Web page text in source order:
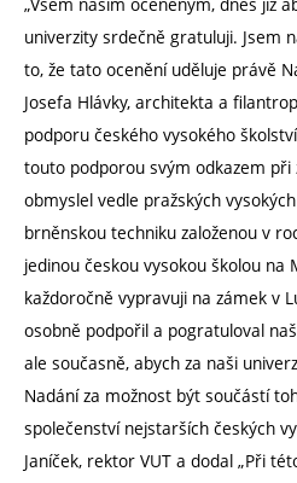
„Všem našim oceněným, dnes již
univerzity srdečně gratuluji. Jsem
to, že tato ocenění uděluje právě
Josefa Hlávky, architekta a
podporu českého vysokého
touto podporou svým odkazem při
obmyslel vedle pražských
brněnskou techniku založenou v
jedinou českou vysokou školou na
každoročně vypravuji na zámek v
osobně podpořil a pogratuloval
ale současně, abych za naši
Nadání za možnost být součástí
společenství nejstarších českých
Janíček, rektor VUT a dodal „Při